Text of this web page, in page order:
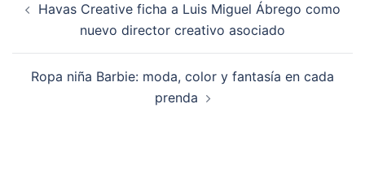
de
entradas
Havas Creative ficha a Luis Miguel Ábrego como
nuevo director creativo asociado
Ropa niña Barbie: moda, color y fantasía en cada
prenda